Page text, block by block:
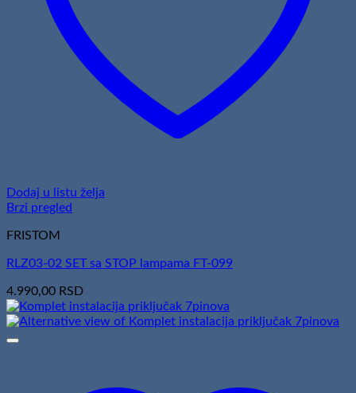
Dodaj u listu želja
Brzi pregled
FRISTOM
RLZ03-02 SET sa STOP lampama FT-099
4.990,00 RSD